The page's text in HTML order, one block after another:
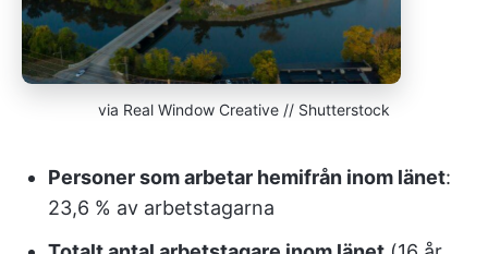
via Real Window Creative // Shutterstock
Personer som arbetar hemifrån inom länet:
23,6 % av arbetstagarna